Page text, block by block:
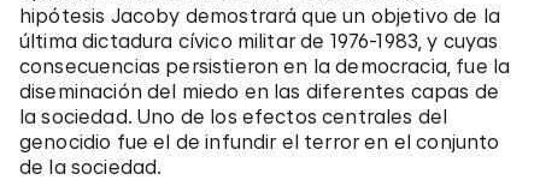
hipótesis Jacoby demostrará que un objetivo de la
última dictadura cívico militar de 1976-1983, y cuyas
consecuencias persistieron en la democracia, fue la
diseminación del miedo en las diferentes capas de
la sociedad. Uno de los efectos centrales del
genocidio fue el de infundir el terror en el conjunto
de la sociedad.